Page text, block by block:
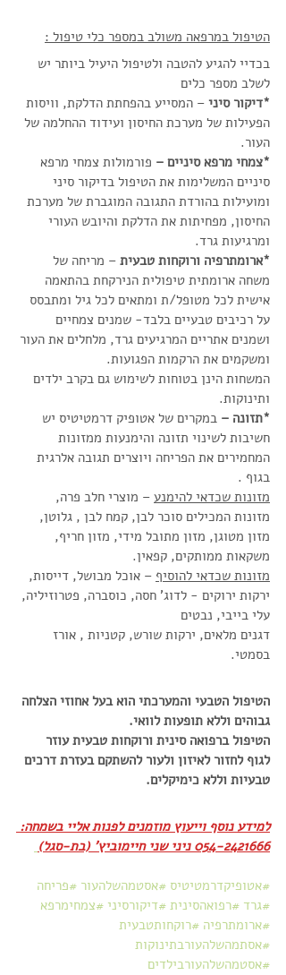
הטיפול במרפאה משולב במספר כלי טיפול :
בכדיי להגיע להטבה ולטיפול היעיל ביותר יש
לשלב מספר כלים
*דיקור סיני – המסייע בהפחתת הדלקת, וויסות
הפעילות של מערכת החיסון ועידוד ההחלמה של
העור.
*צמחי מרפא סיניים – פורמולות צמחי מרפא
סיניים המשלימות את הטיפול בדיקור סיני
ומועילות בהורדת התגובה המוגברת של מערכת
החיסון, מפחיתות את הדלקת והיובש העורי
ומרגיעות גרד.
*ארומתרפיה ורוקחות טבעית – מריחה של
משחה ארומתית טיפולית הנירקחת בהתאמה
אישית לכל מטופל/ת ומתאים לכל גיל ומתבסס
על רכיבים טבעיים בלבד- שמנים צמחיים
ושמנים אתריים המרגיעים גרד, מלחלים את העור
ומשקמים את הרקמות הפגועות.
המשחות הינן בטוחות לשימוש גם בקרב ילדים
ותינוקות.
*תזונה – במקרים של אטופיק דרמטיטיס יש
חשיבות לשינוי תזונה והימנעות ממזונות
המחמירים את הפריחה ויוצרים תגובה אלרגית
בגוף .
מזונות שכדאי להימנע – מוצרי חלב פרה,
מזונות המכילים סוכר לבן, קמח לבן , גלוטן,
מזון מטוגן, מזון מתובל מידי, מזון חריף,
משקאות ממותקים, קפאין.
מזונות שכדאי להוסיף – אוכל מבושל, דייסות,
ירקות ירוקים - לדוג' חסה, כוסברה, פטרוזיליה,
עלי בייבי, נבטים
דגנים מלאים, ירקות שורש, קטניות , אורז
בסמטי.
הטיפול הטבעי והמערכתי הוא בעל אחוזי הצלחה
גבוהים וללא תופעות לוואי.
הטיפול ברפואה סינית ורוקחות טבעית עוזר
לגוף לחזור לאיזון ולעור להשתקם בעזרת דרכים
טבעיות וללא כימיקלים.
למידע נוסף וייעוץ מוזמנים לפנות אליי בשמחה:
054-2421666 ניני שני חיימוביץ' (בת-סגל)
#אטופיקדרמטיטיס #אסטמהשלהעור #פריחה
#גרד #רפואהסינית #דיקורסיני #צמחימרפא
#ארומתרפיה #רוקחותטבעית
#אסתמהשלהעורבתינוקות
#אסטמהשלהעורבילדים